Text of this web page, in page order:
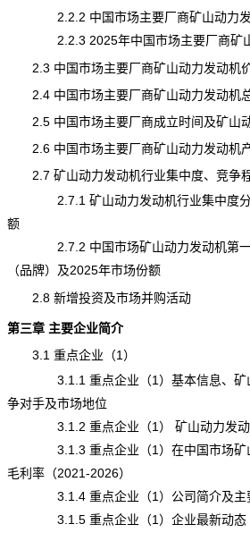
2.2.2 中国市场主要厂商矿山动力发
2.2.3 2025年中国市场主要厂商矿山
2.3 中国市场主要厂商矿山动力发动机价
2.4 中国市场主要厂商矿山动力发动机
2.5 中国市场主要厂商成立时间及矿山
2.6 中国市场主要厂商矿山动力发动机
2.7 矿山动力发动机行业集中度、竞争
2.7.1 矿山动力发动机行业集中度分
额
2.7.2 中国市场矿山动力发动机第一
（品牌）及2025年市场份额
2.8 新增投资及市场并购活动
第三章 主要企业简介
3.1 重点企业（1）
3.1.1 重点企业（1）基本信息、矿山
争对手及市场地位
3.1.2 重点企业（1） 矿山动力发动机
3.1.3 重点企业（1）在中国市场矿山
毛利率（2021-2026）
3.1.4 重点企业（1）公司简介及主
3.1.5 重点企业（1）企业最新动态